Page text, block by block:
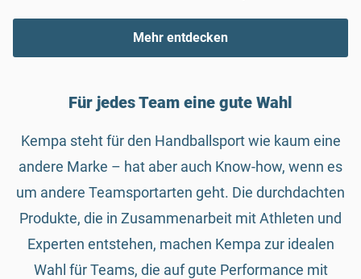
Mehr entdecken
Für jedes Team eine gute Wahl
Kempa steht für den Handballsport wie kaum eine
andere Marke – hat aber auch Know-how, wenn es
um andere Teamsportarten geht. Die durchdachten
Produkte, die in Zusammenarbeit mit Athleten und
Experten entstehen, machen Kempa zur idealen
Wahl für Teams, die auf gute Performance mit